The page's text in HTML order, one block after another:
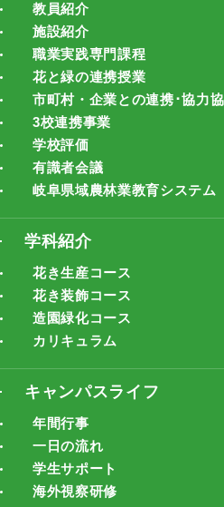
教員紹介
施設紹介
職業実践専門課程
花と緑の連携授業
市町村・企業との連携･協力
3校連携事業
学校評価
有識者会議
岐阜県域農林業教育システム
学科紹介
花き生産コース
花き装飾コース
造園緑化コース
カリキュラム
キャンパスライフ
年間行事
一日の流れ
学生サポート
海外視察研修